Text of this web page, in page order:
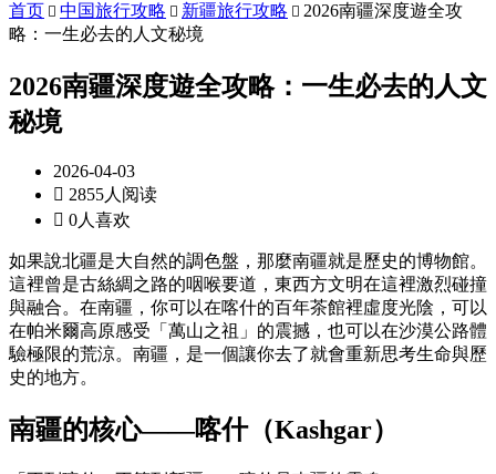
首页  中国旅行攻略  新疆旅行攻略  2026南疆深度遊全攻
略：一生必去的人文秘境
2026南疆深度遊全攻略：一生必去的人文
秘境
2026-04-03
 2855人阅读
 0人喜欢
如果說北疆是大自然的調色盤，那麼南疆就是歷史的博物館。
這裡曾是古絲綢之路的咽喉要道，東西方文明在這裡激烈碰撞
與融合。在南疆，你可以在喀什的百年茶館裡虛度光陰，可以
在帕米爾高原感受「萬山之祖」的震撼，也可以在沙漠公路體
驗極限的荒涼。南疆，是一個讓你去了就會重新思考生命與歷
史的地方。
南疆的核心——喀什（Kashgar）